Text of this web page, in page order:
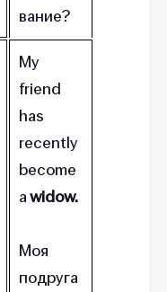
вание?
My
friend
has
recently
become
awidow.
Моя
подруга